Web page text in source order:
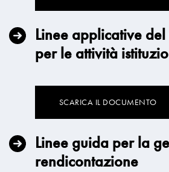
Linee applicative
per le attività
SCARICA IL DOCUMENTO
Linee guida per la
rendicontazione